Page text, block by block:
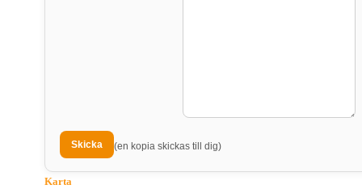
(en kopia skickas till dig)
Karta